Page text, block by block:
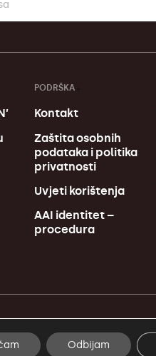
PODRŠKA
Kontakt
Zaštita osobnih
podataka i politika
privatnosti
Uvjeti korištenja
AAI identitet –
procedura
Odbijam